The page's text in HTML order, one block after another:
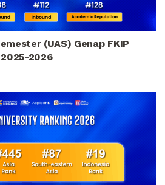
(UAS) Genap FKIP
2026